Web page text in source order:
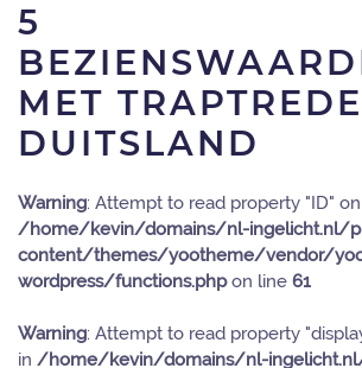
5
MET
DUITSLAND
Warning: Attempt to read property "ID"
/home/kevin/domains/nl-ingelicht.nl/
content/themes/yootheme/vendor/
wordpress/functions.phpon line 61
Warning: Attempt to read property
in /home/kevin/domains/nl-